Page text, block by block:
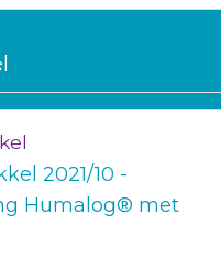
2021/10 -
Humalog® met